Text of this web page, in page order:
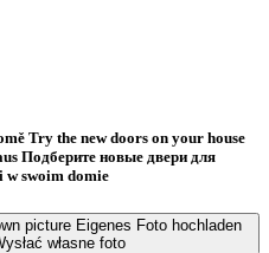
Try the new doors on your house
Подберите новые двери для
w swoim domie
picture Eigenes Foto hochladen
własne foto